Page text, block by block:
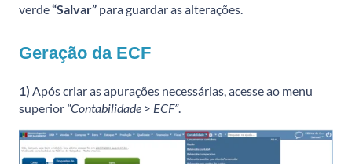
verde“Salvar” para guardar as alterações.
Geração da ECF
1) Após criar as apurações necessárias, acesse ao menu
superior “Contabilidade > ECF”.